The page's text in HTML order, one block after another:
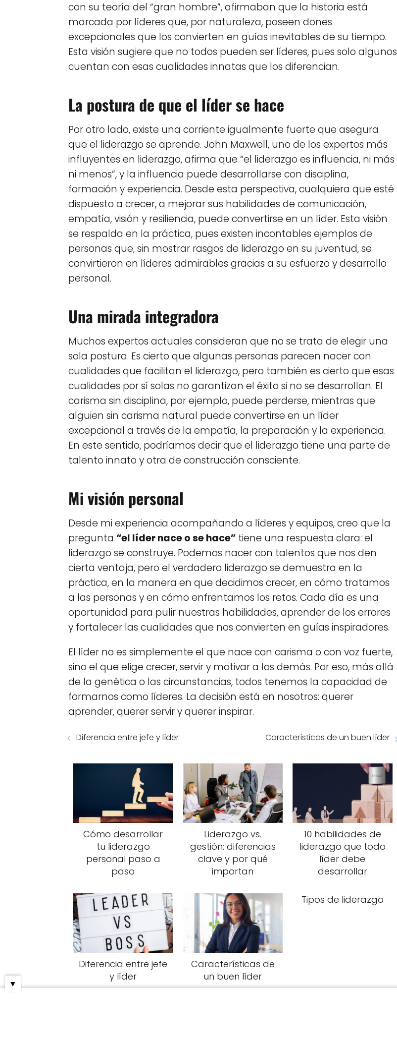
con su teoría del “gran hombre”, afirmaban que la historia está
marcada por líderes que, por naturaleza, poseen dones
excepcionales que los convierten en guías inevitables de su tiempo.
Esta visión sugiere que no todos pueden ser líderes, pues solo algunos
cuentan con esas cualidades innatas que los diferencian.
La postura de que el líder se hace
Por otro lado, existe una corriente igualmente fuerte que asegura
que el liderazgo se aprende. John Maxwell, uno de los expertos más
influyentes en liderazgo, afirma que “el liderazgo es influencia, ni más
ni menos”, y la influencia puede desarrollarse con disciplina,
formación y experiencia. Desde esta perspectiva, cualquiera que esté
dispuesto a crecer, a mejorar sus habilidades de comunicación,
empatía, visión y resiliencia, puede convertirse en un líder. Esta visión
se respalda en la práctica, pues existen incontables ejemplos de
personas que, sin mostrar rasgos de liderazgo en su juventud, se
convirtieron en líderes admirables gracias a su esfuerzo y desarrollo
personal.
Una mirada integradora
Muchos expertos actuales consideran que no se trata de elegir una
sola postura. Es cierto que algunas personas parecen nacer con
cualidades que facilitan el liderazgo, pero también es cierto que esas
cualidades por sí solas no garantizan el éxito si no se desarrollan. El
carisma sin disciplina, por ejemplo, puede perderse, mientras que
alguien sin carisma natural puede convertirse en un líder
excepcional a través de la empatía, la preparación y la experiencia.
En este sentido, podríamos decir que el liderazgo tiene una parte de
talento innato y otra de construcción consciente.
Mi visión personal
Desde mi experiencia acompañando a líderes y equipos, creo que la
pregunta “el líder nace o se hace” tiene una respuesta clara: el
liderazgo se construye. Podemos nacer con talentos que nos den
cierta ventaja, pero el verdadero liderazgo se demuestra en la
práctica, en la manera en que decidimos crecer, en cómo tratamos
a las personas y en cómo enfrentamos los retos. Cada día es una
oportunidad para pulir nuestras habilidades, aprender de los errores
y fortalecer las cualidades que nos convierten en guías inspiradores.
El líder no es simplemente el que nace con carisma o con voz fuerte,
sino el que elige crecer, servir y motivar a los demás. Por eso, más allá
de la genética o las circunstancias, todos tenemos la capacidad de
formarnos como líderes. La decisión está en nosotros: querer
aprender, querer servir y querer inspirar.
Diferencia entre jefe y líder Características de un buen líder
Cómo desarrollar
tu liderazgo
personal paso a
paso
Liderazgo vs.
gestión: diferencias
clave y por qué
importan
10 habilidades de
liderazgo que todo
líder debe
desarrollar
Diferencia entre jefe
y líder
Características de
un buen líder
Tipos de liderazgo
▼